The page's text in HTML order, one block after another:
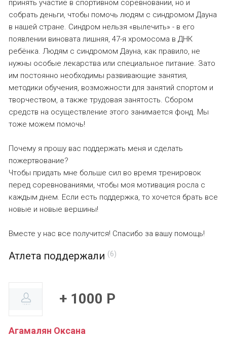
принять участие в спортивном соревновании, но и
собрать деньги, чтобы помочь людям с синдромом Дауна
в нашей стране. Синдром нельзя «вылечить» - в его
появлении виновата лишняя, 47-я хромосома в ДНК
ребёнка. Людям с синдромом Дауна, как правило, не
нужны особые лекарства или специальное питание. Зато
им постоянно необходимы развивающие занятия,
методики обучения, возможности для занятий спортом и
творчеством, а также трудовая занятость. Сбором
средств на осуществление этого занимается фонд. Мы
тоже можем помочь!
Почему я прошу вас поддержать меня и сделать
пожертвование?
Чтобы придать мне больше сил во время тренировок
перед соревнованиями, чтобы моя мотивация росла с
каждым днем. Если есть поддержка, то хочется брать все
новые и новые вершины!
Вместе у нас все получится! Спасибо за вашу помощь!
Атлета поддержали (6)
Агамалян Оксана
+ 1000 Р